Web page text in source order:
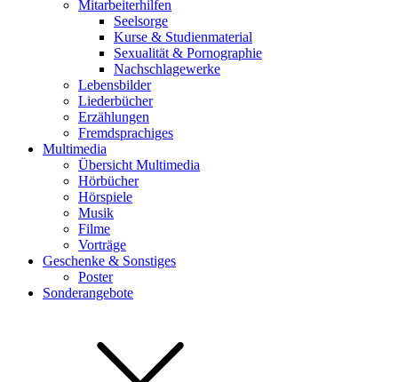
Mitarbeiterhilfen
Seelsorge
Kurse & Studienmaterial
Sexualität & Pornographie
Nachschlagewerke
Lebensbilder
Liederbücher
Erzählungen
Fremdsprachiges
Multimedia
Übersicht Multimedia
Hörbücher
Hörspiele
Musik
Filme
Vorträge
Geschenke & Sonstiges
Poster
Sonderangebote